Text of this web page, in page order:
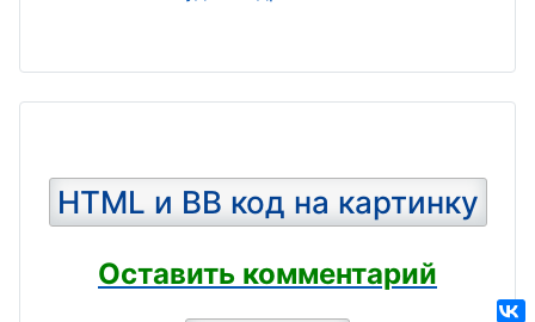
HTML и BB код на картинку
Оставить комментарий